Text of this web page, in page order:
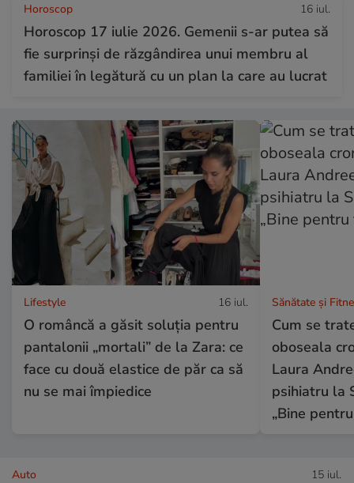
Horoscop 16 iul.
Horoscop 17 iulie 2026. Gemenii s-ar putea să
fie surprinși de răzgândirea unui membru al
familiei în legătură cu un plan la care au lucrat
Lifestyle 16 iul.
O româncă a găsit soluția pentru
pantalonii „mortali” de la Zara: ce
face cu două elastice de păr ca să
nu se mai împiedice
Sănătate și
Cum se
oboseala
Laura
psihiatru la
„Bine
Auto 15 iul.